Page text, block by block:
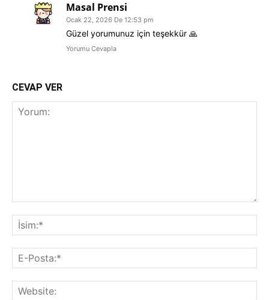
Masal Prensi
Ocak 22, 2026 De 12:53 pm
Güzel yorumunuz için teşekkür 🙏
Yorumu Cevapla
CEVAP VER